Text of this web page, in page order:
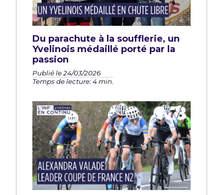
Du parachute à la soufflerie, un
Yvelinois médaillé porté par la
passion
Publié le 24/03/2026
Temps de lecture: 4 min.